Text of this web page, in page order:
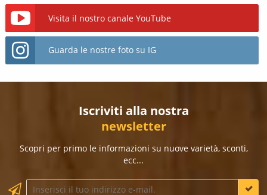
Visita il nostro canale YouTube
Guarda le nostre foto su IG
Iscriviti alla nostra
newsletter
Scopri per primo le informazioni su nuove varietà, sconti,
ecc...